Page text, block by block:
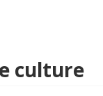
culture